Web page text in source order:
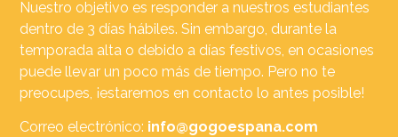
Nuestro objetivo es responder a nuestros estudiantes
dentro de 3 días hábiles. Sin embargo, durante la
temporada alta o debido a días festivos, en ocasiones
puede llevar un poco más de tiempo. Pero no te
preocupes, ¡estaremos en contacto lo antes posible!
Correo electrónico: info@gogoespana.com